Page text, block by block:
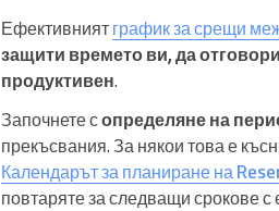
Ефективният график за срещи
защити времето ви, да
продуктивен.
Започнете сопределяне на
прекъсвания. За някои това е
Календарът за планиране на
повтаряте за следващи срокове